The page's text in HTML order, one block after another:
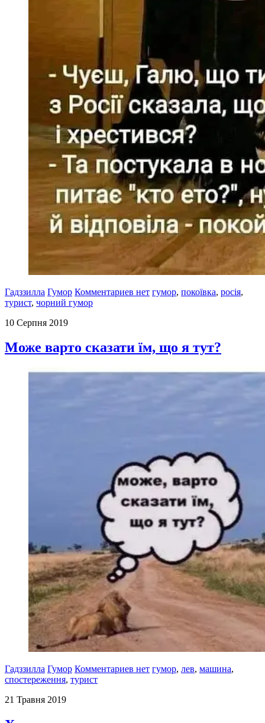
Гадззилла Гумор Комментариев нет гумор, покоївка, росія,
турист, чорний гумор
10 Серпня 2019
Може варто сказати їм, що я тут?
Гадззилла Гумор Комментариев нет гумор, лев, машина,
спостереження, турист
21 Травня 2019